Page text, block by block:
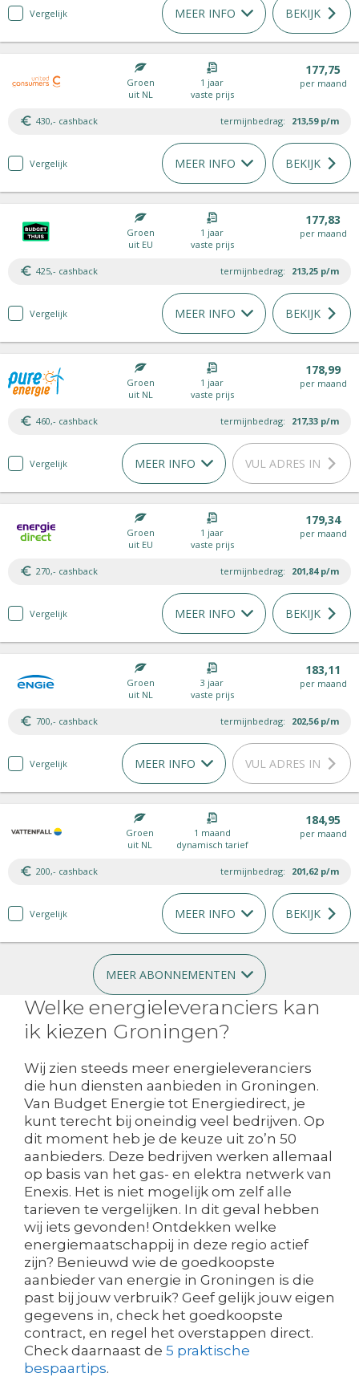
Vergelijk MEER INFO BEKIJK
Groen
uit NL
1 jaar
vaste prijs
177,75
per maand
430,- cashback termijnbedrag: 213,59 p/m
Vergelijk MEER INFO BEKIJK
Groen
uit EU
1 jaar
vaste prijs
177,83
per maand
425,- cashback termijnbedrag: 213,25 p/m
Vergelijk MEER INFO BEKIJK
Groen
uit NL
1 jaar
vaste prijs
178,99
per maand
460,- cashback termijnbedrag: 217,33 p/m
Vergelijk MEER INFO VUL ADRES IN
Groen
uit EU
1 jaar
vaste prijs
179,34
per maand
270,- cashback termijnbedrag: 201,84 p/m
Vergelijk MEER INFO BEKIJK
Groen
uit NL
3 jaar
vaste prijs
183,11
per maand
700,- cashback termijnbedrag: 202,56 p/m
Vergelijk MEER INFO VUL ADRES IN
Groen
uit NL
1 maand
dynamisch tarief
184,95
per maand
200,- cashback termijnbedrag: 201,62 p/m
Vergelijk MEER INFO BEKIJK
MEER ABONNEMENTEN
Welke energieleveranciers kan
ik kiezen Groningen?
Wij zien steeds meer energieleveranciers
die hun diensten aanbieden in Groningen.
Van Budget Energie tot Energiedirect, je
kunt terecht bij oneindig veel bedrijven. Op
dit moment heb je de keuze uit zo’n 50
aanbieders. Deze bedrijven werken allemaal
op basis van het gas- en elektra netwerk van
Enexis. Het is niet mogelijk om zelf alle
tarieven te vergelijken. In dit geval hebben
wij iets gevonden! Ontdekken welke
energiemaatschappij in deze regio actief
zijn? Benieuwd wie de goedkoopste
aanbieder van energie in Groningen is die
past bij jouw verbruik? Geef gelijk jouw eigen
gegevens in, check het goedkoopste
contract, en regel het overstappen direct.
Check daarnaast de 5 praktische
bespaartips.